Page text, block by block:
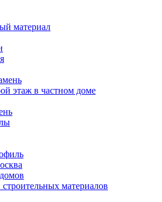
материал
этаж в частном доме
материалов